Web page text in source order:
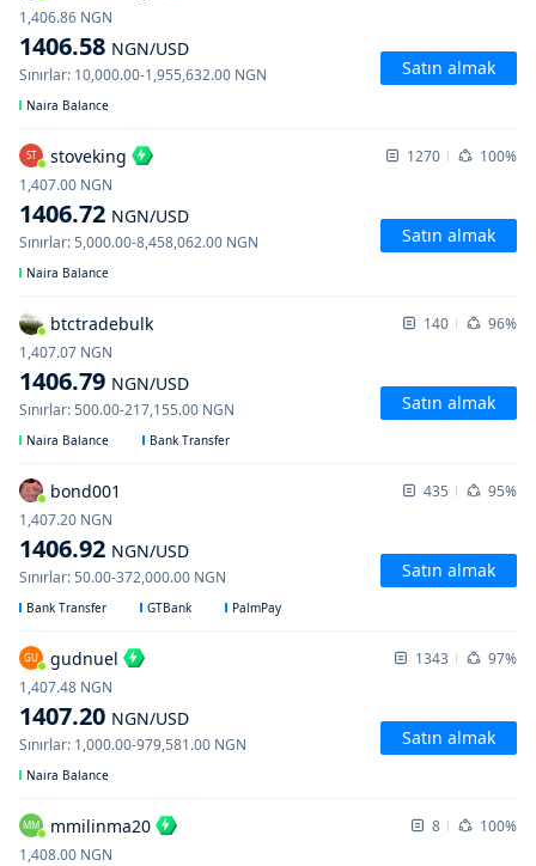
1406.58 NGN/USD
1,406.86 NGN
Sınırlar: 10,000.00-1,955,632.00 NGN Satın almak
Naira Balance
ST stoveking 1270 100%
1406.72 NGN/USD
1,407.00 NGN
Sınırlar:5,000.00-8,458,062.00 NGN Satın almak
Naira Balance
btctradebulk 140 96%
1406.79 NGN/USD
1,407.07 NGN
Sınırlar:500.00-217,155.00 NGN Satın almak
Naira Balance Bank Transfer
bond001 435 95%
1406.92 NGN/USD
1,407.20 NGN
Sınırlar:50.00-372,000.00 NGN Satın almak
Bank Transfer GTBank PalmPay
GU gudnuel 1343 97%
1407.20 NGN/USD
1,407.48 NGN
Sınırlar: 1,000.00-979,581.00 NGN Satın almak
Naira Balance
MM mmilinma20 8 100%
1,408.00 NGN